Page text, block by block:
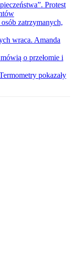
Protest
zatrzymanych,
wraca. Amanda
o przełomie i
pokazały